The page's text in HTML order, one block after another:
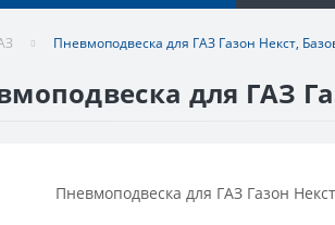
Пневмоподвеска для ГАЗ Газон Некст,
для ГАЗ